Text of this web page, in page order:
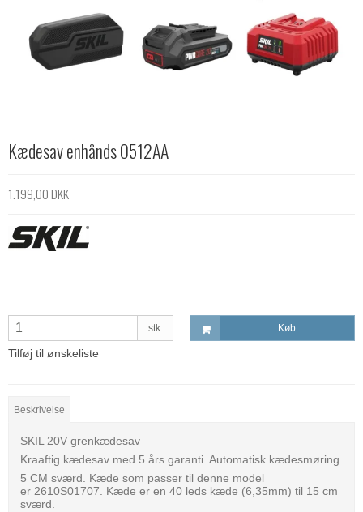
Kædesav enhånds 0512AA
1.199,00 DKK
stk. Køb
Tilføj til ønskeliste
Beskrivelse
SKIL 20V grenkædesav
Kraaftig kædesav med 5 års garanti. Automatisk kædesmøring.
5 CM sværd. Kæde som passer til denne model
er 2610S01707. Kæde er en 40 leds kæde (6,35mm) til 15 cm
sværd.